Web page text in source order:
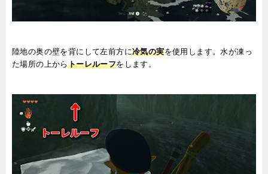
陸地の奥の壁を背にして左前方に冷気の実を使用します。水が凍っ
た場所の上から トーレルーフをします。